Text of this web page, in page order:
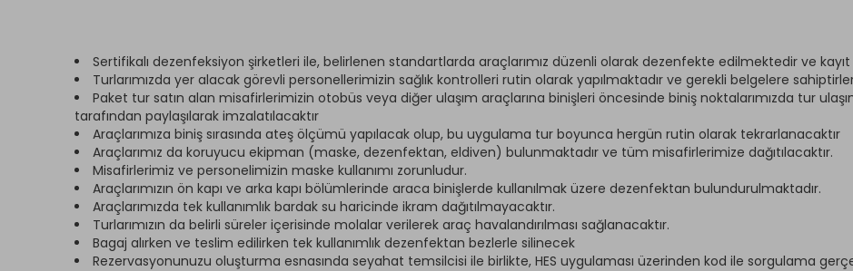
Sertifikalı dezenfeksiyon şirketleri ile, belirlenen standartlarda araçlarımız düzenli olarak dezenfekte edilmektedir ve kayıt
Turlarımızda yer alacak görevli personellerimizin sağlık kontrolleri rutin olarak yapılmaktadır ve gerekli belgelere
Paket tur satın alan misafirlerimizin otobüs veya diğer ulaşım araçlarına binişleri öncesinde biniş noktalarımızda tur
tarafından paylaşılarak imzalatılacaktır
Araçlarımıza biniş sırasında ateş ölçümü yapılacak olup, bu uygulama tur boyunca hergün rutin olarak tekrarlanacaktır
Araçlarımız da koruyucu ekipman (maske, dezenfektan, eldiven) bulunmaktadır ve tüm misafirlerimize dağıtılacaktır.
Misafirlerimiz ve personelimizin maske kullanımı zorunludur.
Araçlarımızın ön kapı ve arka kapı bölümlerinde araca binişlerde kullanılmak üzere dezenfektan bulundurulmaktadır.
Araçlarımızda tek kullanımlık bardak su haricinde ikram dağıtılmayacaktır.
Turlarımızın da belirli süreler içerisinde molalar verilerek araç havalandırılması sağlanacaktır.
Bagaj alırken ve teslim edilirken tek kullanımlık dezenfektan bezlerle silinecek
Rezervasyonunuzu oluşturma esnasında seyahat temsilcisi ile birlikte, HES uygulaması üzerinden kod ile sorgulama